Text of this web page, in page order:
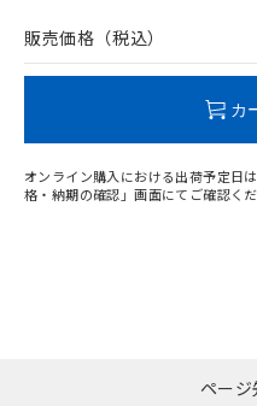
問い合わせください。
販売価格（税込）
カ
オンライン購入における出荷予定日
格・納期の確認」画面にてご確認くだ
ペー